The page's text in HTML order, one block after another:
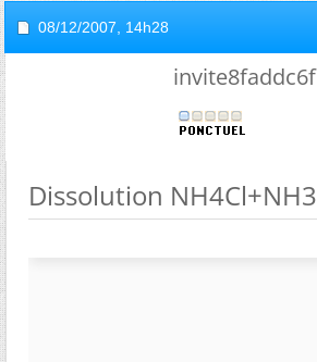
08/12/2007, 14h28
invite8faddc6f
Dissolution NH4Cl+NH3